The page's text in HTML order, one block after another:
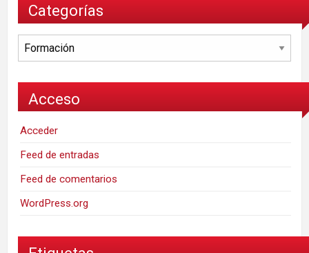
Categorías
Categorías
Acceso
Acceder
Feed de entradas
Feed de comentarios
WordPress.org